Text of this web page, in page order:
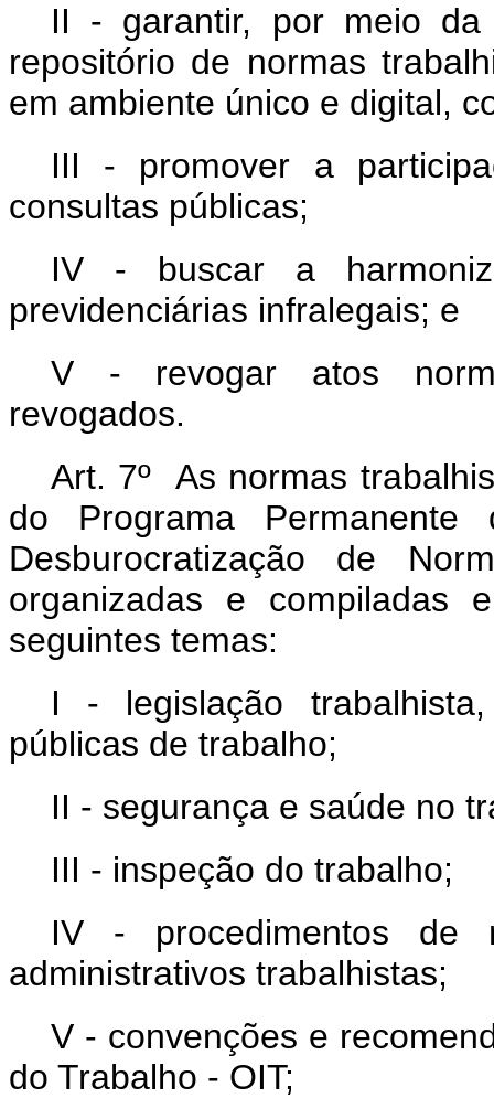
II - garantir, por meio
repositório de normas
em ambiente único e digital,
III - promover a
consultas públicas;
IV - buscar a
previdenciárias infralegais; e
V - revogar atos
revogados.
Art. 7º As normas
do Programa Permanente
Desburocratização de
organizadas e compiladas
seguintes temas:
I - legislação
públicas de trabalho;
II - segurança e saúde no
III - inspeção do trabalho;
IV - procedimentos de
administrativos trabalhistas;
V - convenções e
do Trabalho - OIT;